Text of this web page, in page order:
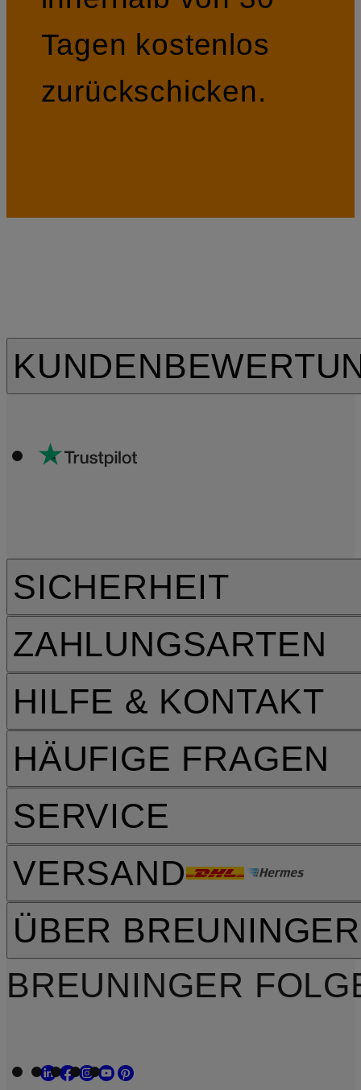
Tagen kostenlos
zurückschicken.
HILFE & KONTAKT
HÄUFIGE FRAGEN
SERVICE
VERSAND
SICHERHEIT
ZAHLUNGSARTEN
ÜBER BREUNINGER
BREUNINGER